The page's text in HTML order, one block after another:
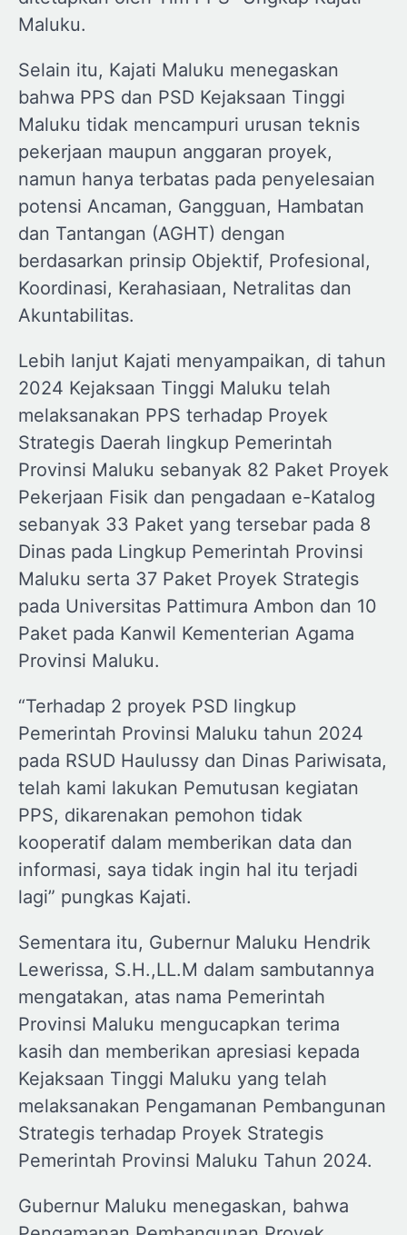
Maluku.
Selain itu, Kajati Maluku menegaskan
bahwa PPS dan PSD Kejaksaan Tinggi
Maluku tidak mencampuri urusan teknis
pekerjaan maupun anggaran proyek,
namun hanya terbatas pada penyelesaian
potensi Ancaman, Gangguan, Hambatan
dan Tantangan (AGHT) dengan
berdasarkan prinsip Objektif, Profesional,
Koordinasi, Kerahasiaan, Netralitas dan
Akuntabilitas.
Lebih lanjut Kajati menyampaikan, di tahun
2024 Kejaksaan Tinggi Maluku telah
melaksanakan PPS terhadap Proyek
Strategis Daerah lingkup Pemerintah
Provinsi Maluku sebanyak 82 Paket Proyek
Pekerjaan Fisik dan pengadaan e-Katalog
sebanyak 33 Paket yang tersebar pada 8
Dinas pada Lingkup Pemerintah Provinsi
Maluku serta 37 Paket Proyek Strategis
pada Universitas Pattimura Ambon dan 10
Paket pada Kanwil Kementerian Agama
Provinsi Maluku.
“Terhadap 2 proyek PSD lingkup
Pemerintah Provinsi Maluku tahun 2024
pada RSUD Haulussy dan Dinas Pariwisata,
telah kami lakukan Pemutusan kegiatan
PPS, dikarenakan pemohon tidak
kooperatif dalam memberikan data dan
informasi, saya tidak ingin hal itu terjadi
lagi” pungkas Kajati.
Sementara itu, Gubernur Maluku Hendrik
Lewerissa, S.H.,LL.M dalam sambutannya
mengatakan, atas nama Pemerintah
Provinsi Maluku mengucapkan terima
kasih dan memberikan apresiasi kepada
Kejaksaan Tinggi Maluku yang telah
melaksanakan Pengamanan Pembangunan
Strategis terhadap Proyek Strategis
Pemerintah Provinsi Maluku Tahun 2024.
Gubernur Maluku menegaskan, bahwa